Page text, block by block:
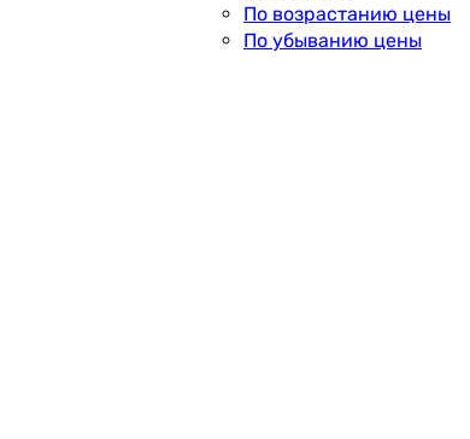
По возрастанию цены
По убыванию цены